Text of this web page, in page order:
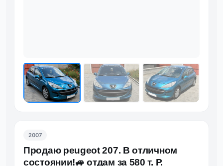
2007
Продаю рeugeot 207. В отличном
состоянии!🚙 отдам за 580 т. Р.